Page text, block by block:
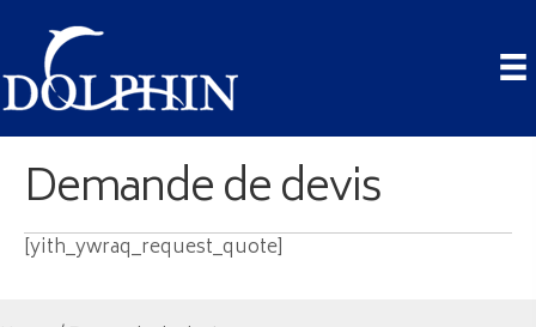
Demande de devis
[yith_ywraq_request_quote]